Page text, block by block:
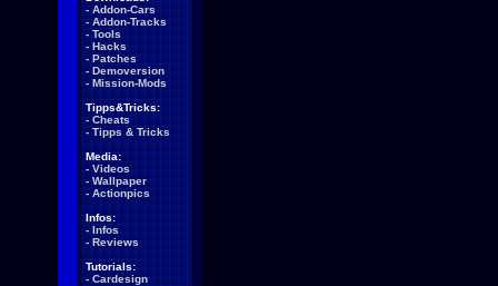
- Addon-Cars
- Addon-Tracks
- Tools
- Hacks
- Patches
- Demoversion
- Mission-Mods
Tipps&Tricks:
- Cheats
- Tipps & Tricks
Media:
- Videos
- Wallpaper
- Actionpics
Infos:
- Infos
- Reviews
Tutorials:
- Cardesign